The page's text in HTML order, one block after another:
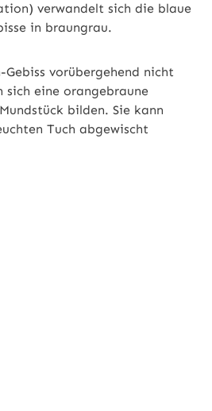
verwandelt sich die blaue
in braungrau.
vorübergehend nicht
eine orangebraune
bilden. Sie kann
Tuch abgewischt